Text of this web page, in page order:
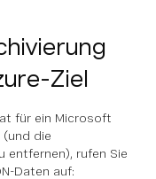
Ziel
für ein Microsoft
(und die
entfernen), rufen Sie
Daten auf: